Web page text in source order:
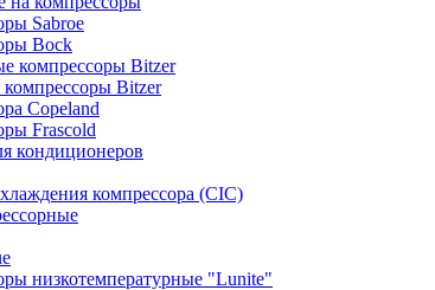
Sabroe
Bock
компрессоры Bitzer
Bitzer
Copeland
Frascold
кондиционеров
компрессора (CIC)
низкотемпературные "Lunite"